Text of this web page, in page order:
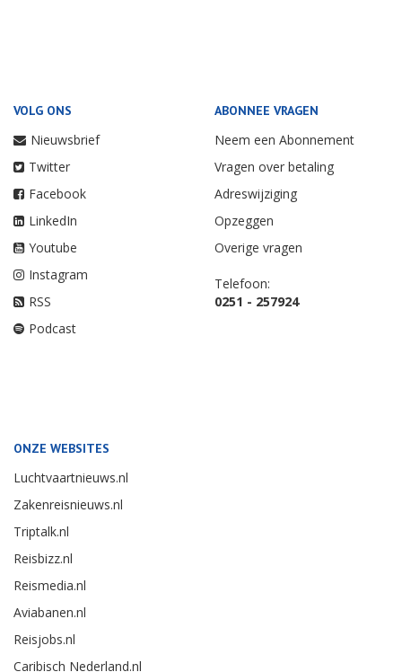
VOLG ONS
Nieuwsbrief
Twitter
Facebook
LinkedIn
Youtube
Instagram
RSS
Podcast
ABONNEE VRAGEN
Neem een Abonnement
Vragen over betaling
Adreswijziging
Opzeggen
Overige vragen
Telefoon:
0251 - 257924
ONZE WEBSITES
Luchtvaartnieuws.nl
Zakenreisnieuws.nl
Triptalk.nl
Reisbizz.nl
Reismedia.nl
Aviabanen.nl
Reisjobs.nl
Caribisch Nederland.nl